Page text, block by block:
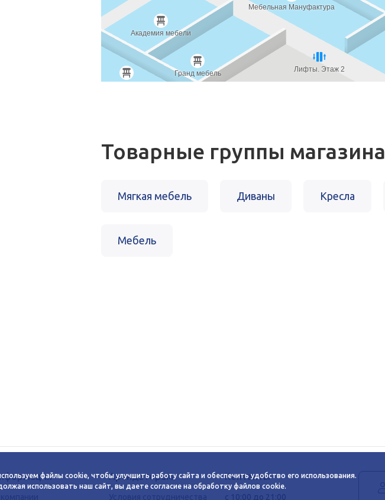
Товарные группы магазина
Мягкая мебель Диваны Кресла
Мебель
Арендаторам Контакты
c 10:00 до 21:00
файлы cookie, чтобы улучшить работу сайта и обеспечить удобство его использования.
использовать наш сайт, вы даете согласие на обработку файлов cookie.